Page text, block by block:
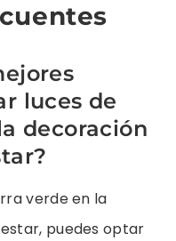
luces de
decoración
verde en la
puedes optar